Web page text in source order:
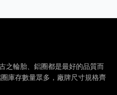
主導覽與聯絡方式
之輪胎、鋁圈都是最好的品質而
庫存數量眾多，廠牌尺寸規格齊